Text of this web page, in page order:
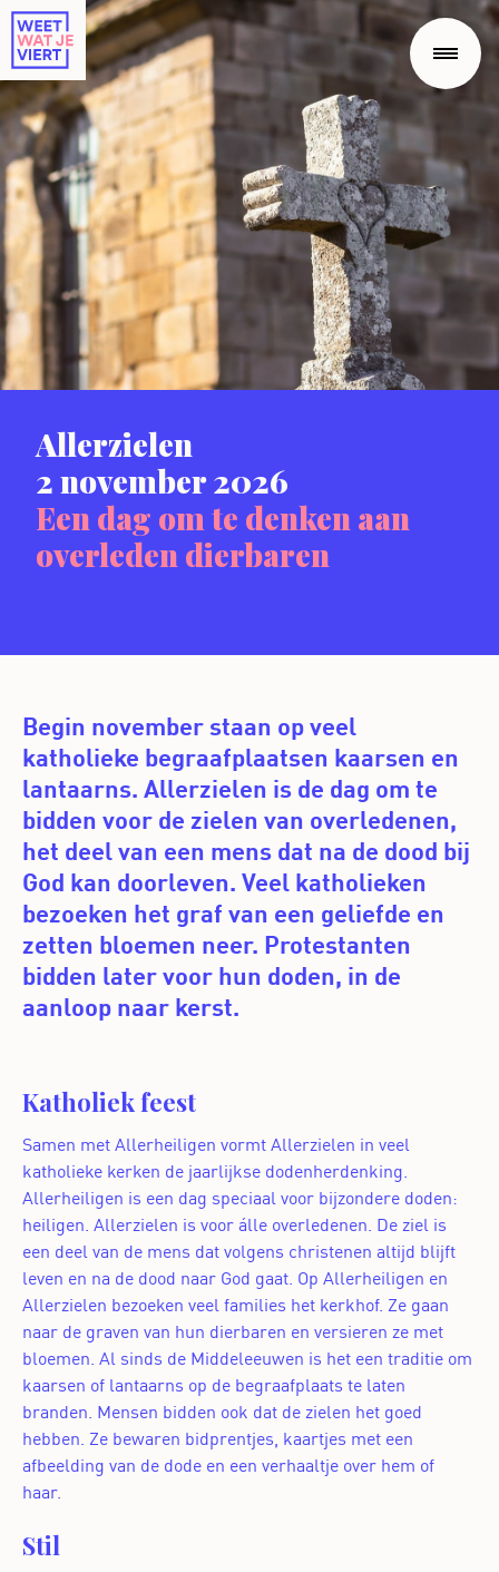
Allerzielen
2 november 2026
Een dag om te denken aan
overleden dierbaren
Begin november staan op veel
katholieke begraafplaatsen kaarsen en
lantaarns. Allerzielen is de dag om te
bidden voor de zielen van overledenen,
het deel van een mens dat na de dood bij
God kan doorleven. Veel katholieken
bezoeken het graf van een geliefde en
zetten bloemen neer. Protestanten
bidden later voor hun doden, in de
aanloop naar kerst.
Katholiek feest
Samen met Allerheiligen vormt Allerzielen in veel
katholieke kerken de jaarlijkse dodenherdenking.
Allerheiligen is een dag speciaal voor bijzondere doden:
heiligen. Allerzielen is voor álle overledenen. De ziel is
een deel van de mens dat volgens christenen altijd blijft
leven en na de dood naar God gaat. Op Allerheiligen en
Allerzielen bezoeken veel families het kerkhof. Ze gaan
naar de graven van hun dierbaren en versieren ze met
bloemen. Al sinds de Middeleeuwen is het een traditie om
kaarsen of lantaarns op de begraafplaats te laten
branden. Mensen bidden ook dat de zielen het goed
hebben. Ze bewaren bidprentjes, kaartjes met een
afbeelding van de dode en een verhaaltje over hem of
haar.
Stil